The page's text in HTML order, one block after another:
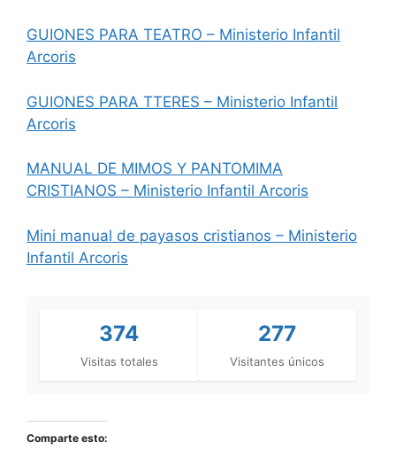
GUIONES PARA TEATRO – Ministerio Infantil
Arcoris
GUIONES PARA TTERES – Ministerio Infantil
Arcoris
MANUAL DE MIMOS Y PANTOMIMA
CRISTIANOS – Ministerio Infantil Arcoris
Mini manual de payasos cristianos – Ministerio
Infantil Arcoris
374
Visitas totales
277
Visitantes únicos
Comparte esto: